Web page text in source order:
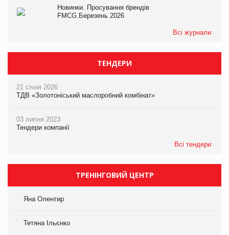
Новинки. Просування брендів
FMCG.Березень 2026
Всі журнали
ТЕНДЕРИ
21 січня 2026
ТДВ «Золотоніський маслоробний комбінат»
03 липня 2023
Тендери компанії
Всі тендери
ТРЕНІНГОВИЙ ЦЕНТР
Яна Олентир
Тетяна Ільєнко